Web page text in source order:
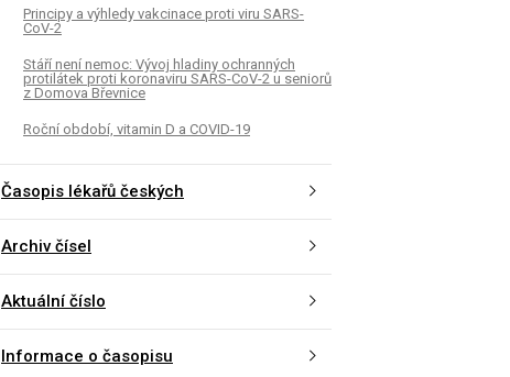
Principy a výhledy vakcinace proti viru SARS-
CoV-2
Stáří není nemoc: Vývoj hladiny ochranných
protilátek proti koronaviru SARS-CoV-2 u seniorů
z Domova Břevnice
Roční období, vitamin D a COVID-19
Časopis lékařů českých
Archiv čísel
Aktuální číslo
Informace o časopisu